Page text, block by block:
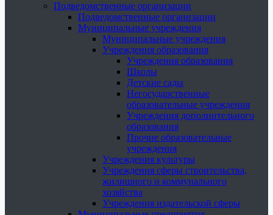
Подведомственные организации
Подведомственные организации
Муниципальные учреждения
Муниципальные учреждения
Учреждения образования
Учреждения образования
Школы
Детские сады
Негосударственные
образовательные учреждения
Учреждения дополнительного
образования
Прочие образовательные
учреждения
Учреждения культуры
Учреждения сферы строительства,
жилищного и коммунального
хозяйства
Учреждения издательской сферы